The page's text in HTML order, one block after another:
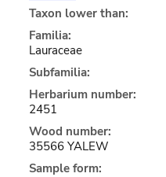
Taxon lower than:
Familia:
Lauraceae
Subfamilia:
Herbarium number:
2451
Wood number:
35566 YALEW
Sample form: